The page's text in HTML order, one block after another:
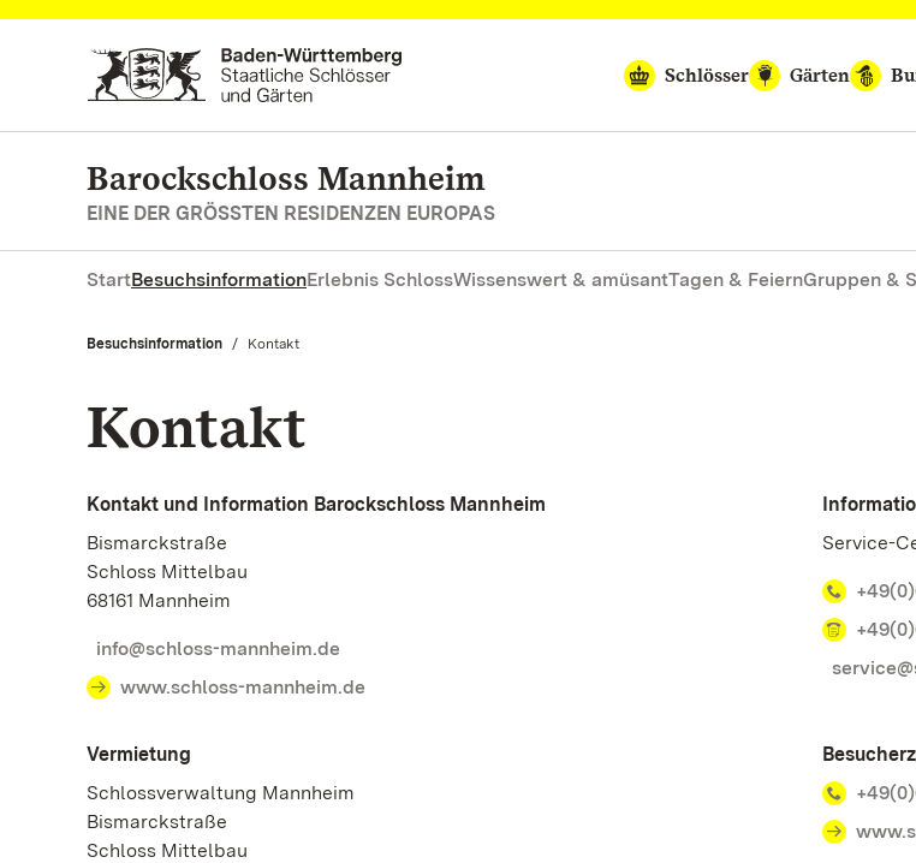
Zum Hauptinhalt springen
Schlösser
Gärten
Barockschloss Mannheim
EINE DER GRÖSSTEN RESIDENZEN EUROPAS
StartBesuchsinformationErlebnis SchlossWissenswert & amüsantTagen & FeiernGruppen &
Besuchsinformation Aktuell:
Kontakt
Kontakt
Kontakt und Information Barockschloss Mannheim
Bismarckstraße
Schloss Mittelbau
68161 Mannheim
info@schloss-mannheim.de
www.schloss-mannheim.de
Service-
Vermietung
Schlossverwaltung Mannheim
Bismarckstraße
Schloss Mittelbau